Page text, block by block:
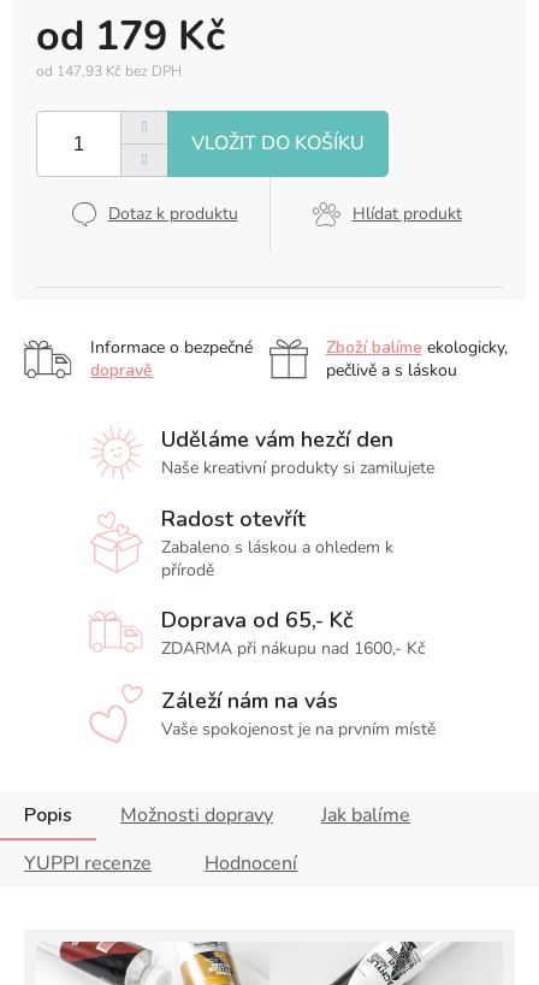
od 179 Kč
od 147,93 Kč bez DPH
cena:
Dotaz k produktu Hlídat produkt
Informace o bezpečné
dopravě
Zboží balíme ekologicky,
pečlivě a s láskou
Uděláme vám hezčí den
Naše kreativní produkty si zamilujete
Radost otevřít
Zabaleno s láskou a ohledem k
přírodě
Doprava od 65,- Kč
ZDARMA při nákupu nad 1600,- Kč
Záleží nám na vás
Vaše spokojenost je na prvním místě
Popis Možnosti dopravy
Jak balíme
YUPPI recenze
Hodnocení